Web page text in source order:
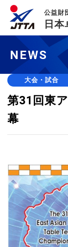
公益財
日
NEWS
大会・試合
第31回東
幕